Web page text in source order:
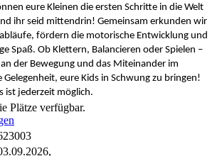
eure Kleinen die ersten Schritte in die Welt
ihr seid mittendrin! Gemeinsam erkunden wir
fördern die motorische Entwicklung und
Spaß. Ob Klettern, Balancieren oder Spielen –
der Bewegung und das Miteinander im
eure Kids in Schwung zu bringen!
ist jederzeit möglich.
Plätze verfügbar.